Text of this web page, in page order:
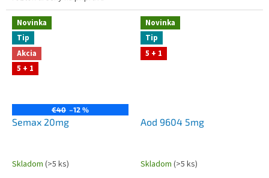
vzoriek a rekonštitúciu
lyofilizovaných látok. Stabilné
parametre, kontrolované...
Novinka
Tip
Akcia
5 + 1
€40 –12 %
Semax 20mg
Skladom (>5 ks)
Novinka
Tip
5 + 1
Aod 9604 5mg
Skladom (>5 ks)